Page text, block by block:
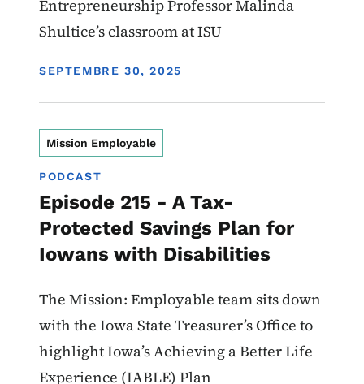
Entrepreneurship Professor Malinda
Shultice’s classroom at ISU
DISPLAY DATE
SEPTEMBRE 30, 2025
Mission Employable
PODCAST
Episode 215 - A Tax-
Protected Savings Plan for
Iowans with Disabilities
The Mission: Employable team sits down
with the Iowa State Treasurer’s Office to
highlight Iowa’s Achieving a Better Life
Experience (IABLE) Plan